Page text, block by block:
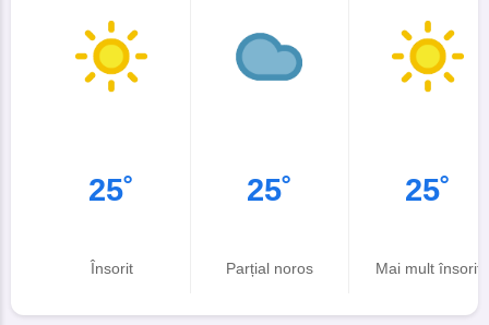
25˚
Însorit
25˚
Parțial noros
25˚
Mai mult însorit